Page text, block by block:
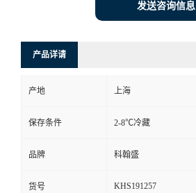
发送咨询信息
产品详请
产地 上海
保存条件 2-8℃冷藏
品牌 科翰盛
货号 KHS191257